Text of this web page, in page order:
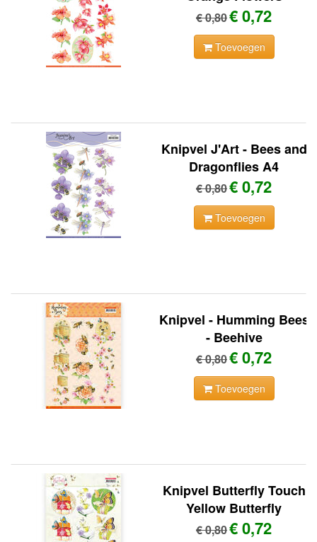
€ 0,80€ 0,72
Toevoegen
Knipvel J'Art - Bees and
Dragonflies A4
€ 0,80€ 0,72
Toevoegen
Knipvel - Humming Bees
- Beehive
€ 0,80€ 0,72
Toevoegen
Knipvel Butterfly Touch
Yellow Butterfly
€ 0,80€ 0,72